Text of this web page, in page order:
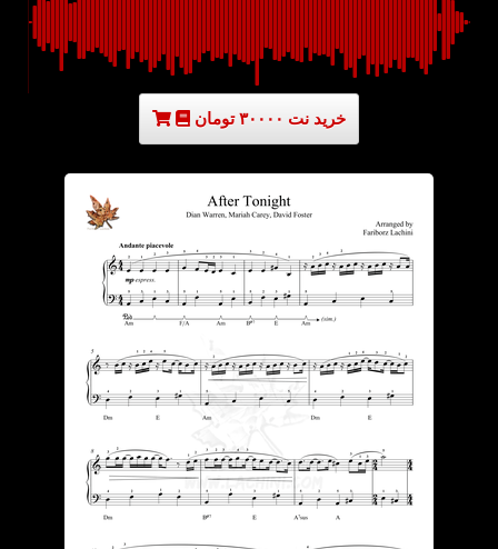
خرید نت ۳۰۰۰۰ تومان